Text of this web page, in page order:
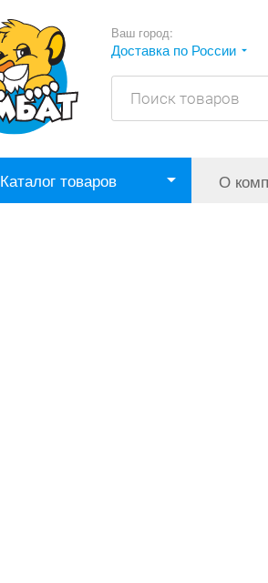
Ваш город:
Доставка по России
Каталог товаров О